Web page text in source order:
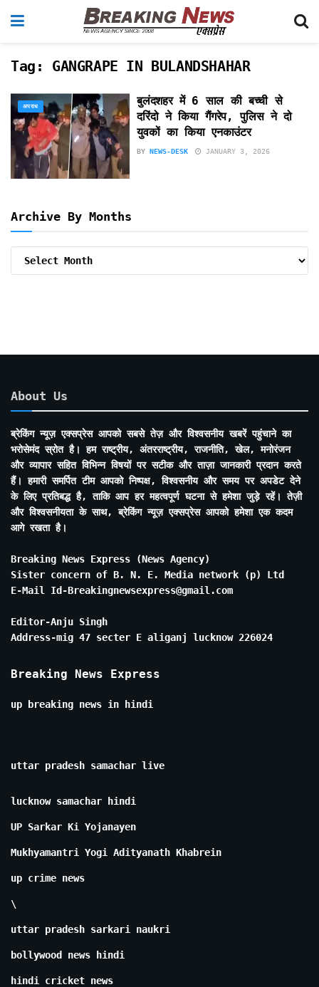
Tag: GANGRAPE IN BULANDSHAHAR
अपराध
बुलंदशहर में 6 साल की बच्ची से
दरिंदो ने किया गैंगरेप, पुलिस ने दो
युवकों का किया एनकाउंटर
BY NEWS-DESK JANUARY 3, 2026
Archive By Months
About Us
ब्रेकिंग न्यूज़ एक्सप्रेस आपको सबसे तेज़ और विश्वसनीय खबरें पहुंचाने का
भरोसेमंद स्रोत है। हम राष्ट्रीय, अंतरराष्ट्रीय, राजनीति, खेल, मनोरंजन
और व्यापार सहित विभिन्न विषयों पर सटीक और ताज़ा जानकारी प्रदान करते
हैं। हमारी समर्पित टीम आपको निष्पक्ष, विश्वसनीय और समय पर अपडेट देने
के लिए प्रतिबद्ध है, ताकि आप हर महत्वपूर्ण घटना से हमेशा जुड़े रहें। तेज़ी
और विश्वसनीयता के साथ, ब्रेकिंग न्यूज़ एक्सप्रेस आपको हमेशा एक कदम
आगे रखता है।
Breaking News Express (News Agency)
Sister concern of B. N. E. Media network (p) Ltd
E-Mail Id-Breakingnewsexpress@gmail.com
Editor-Anju Singh
Address-mig 47 secter E aliganj lucknow 226024
Breaking News Express
up breaking news in hindi
uttar pradesh samachar live
lucknow samachar hindi
UP Sarkar Ki Yojanayen
Mukhyamantri Yogi Adityanath Khabrein
up crime news
\
uttar pradesh sarkari naukri
bollywood news hindi
hindi cricket news